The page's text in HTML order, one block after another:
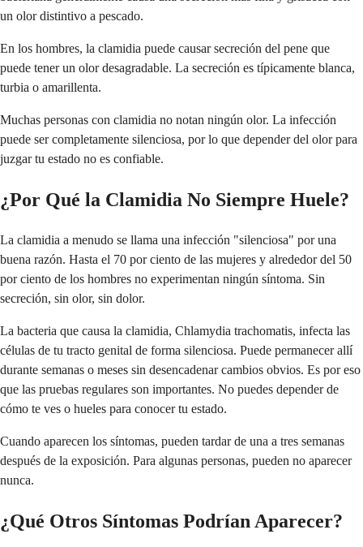
un olor distintivo a pescado.
En los hombres, la clamidia puede causar secreción del pene que
puede tener un olor desagradable. La secreción es típicamente blanca,
turbia o amarillenta.
Muchas personas con clamidia no notan ningún olor. La infección
puede ser completamente silenciosa, por lo que depender del olor para
juzgar tu estado no es confiable.
¿Por Qué la Clamidia No Siempre Huele?
La clamidia a menudo se llama una infección "silenciosa" por una
buena razón. Hasta el 70 por ciento de las mujeres y alrededor del 50
por ciento de los hombres no experimentan ningún síntoma. Sin
secreción, sin olor, sin dolor.
La bacteria que causa la clamidia, Chlamydia trachomatis, infecta las
células de tu tracto genital de forma silenciosa. Puede permanecer allí
durante semanas o meses sin desencadenar cambios obvios. Es por eso
que las pruebas regulares son importantes. No puedes depender de
cómo te ves o hueles para conocer tu estado.
Cuando aparecen los síntomas, pueden tardar de una a tres semanas
después de la exposición. Para algunas personas, pueden no aparecer
nunca.
¿Qué Otros Síntomas Podrían Aparecer?